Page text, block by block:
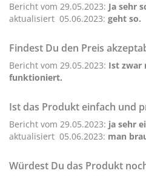
Bericht vom 29.05.2023: Ja sehr
aktualisiert 05.06.2023: geht so.
Findest Du den Preis
Bericht vom 29.05.2023: Ist zwar
funktioniert.
Ist das Produkt einfach und
Bericht vom 29.05.2023: ja sehr
aktualisiert 05.06.2023: man
Würdest Du das Produkt